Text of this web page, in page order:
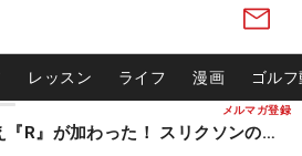
メルマガ登録
レッスン ライフ 漫画 ゴル
『4』が消え『R』が加わった！ スリクソンの新作